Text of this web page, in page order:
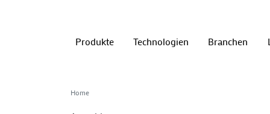
Produkte Technologien Branchen
Home